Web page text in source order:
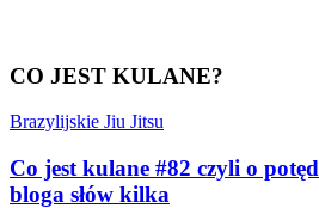
CO JEST KULANE?
Brazylijskie Jiu Jitsu
Co jest kulane #82 czyli o
bloga słów kilka